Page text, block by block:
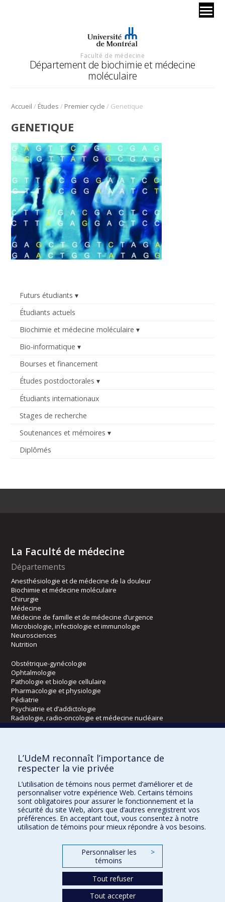
Faculté de médecine
Département de biochimie et médecine
moléculaire
Accueil / Études / Premier cycle / Genetique
Futurs étudiants
Étudiants actuels
Biochimie et médecine moléculaire
Bio-informatique
Bourses et financement
Études postdoctorales
Étudiants internationaux
Stages de recherche
Soutenances et mémoires
Diplômés
GENETIQUE
La Faculté de médecine
Départements
Anesthésiologie et de médecine de la douleur
Biochimie et médecine moléculaire
Chirurgie
Médecine
Médecine de famille et de médecine d’urgence
Microbiologie, infectiologie et immunologie
Neurosciences
Nutrition
Obstétrique-gynécologie
Ophtalmologie
Pathologie et biologie cellulaire
Pharmacologie et physiologie
Pédiatrie
Psychiatrie et d’addictologie
Radiologie, radio-oncologie et médecine nucléaire
Kinésiologie et des sciences de l’activité physique
Orthophonie et audiologie
Réadaptation
Directions
DPC
CPASS
L’UdeM reconnaît l’importance de
respecter la vie privée
L’utilisation de témoins nous permet d’améliorer et de
personnaliser votre expérience Web. Certains témoins
sont obligatoires pour assurer le fonctionnement et la
sécurité du site Web, alors que d’autres enregistrent vos
préférences. En acceptant tout, vous consentez à notre
utilisation de témoins pour mieux répondre à vos besoins.
Personnaliser les
témoins
>
Tout refuser
Tout accepter